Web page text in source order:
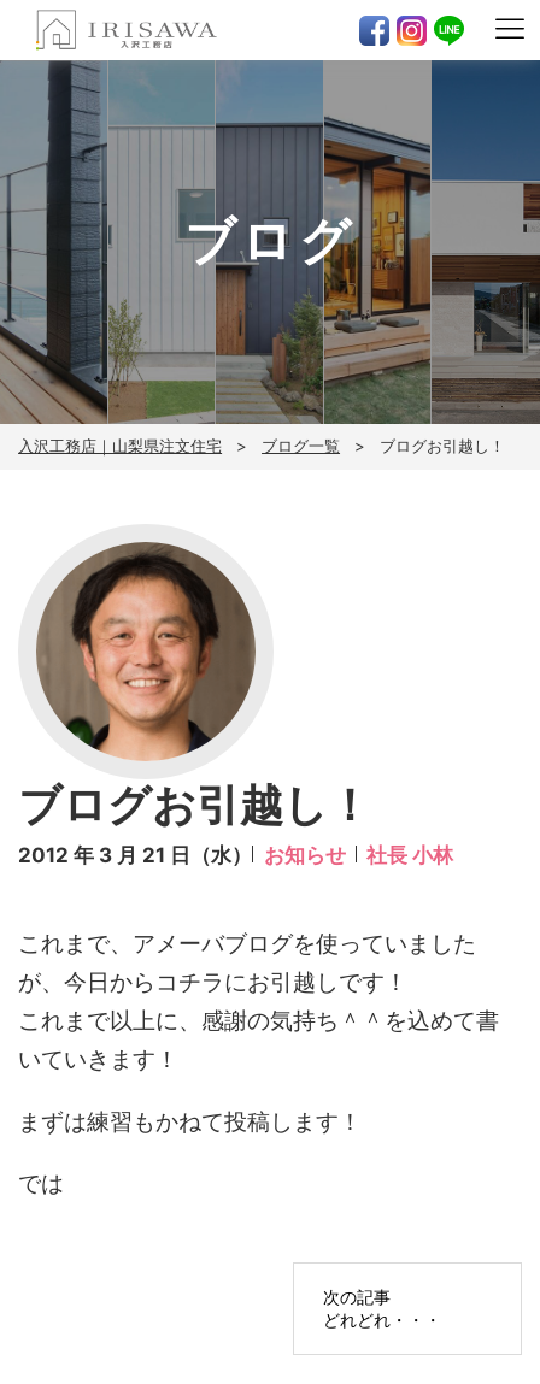
ブログ
入沢工務店｜山梨県注文住宅 ブログ一覧 ブログお引越し！
ブログお引越し！
2012 年 3 月 21 日（水） お知らせ 社長 小林
これまで、アメーバブログを使っていました
が、今日からコチラにお引越しです！
これまで以上に、感謝の気持ち＾＾を込めて書
いていきます！
まずは練習もかねて投稿します！
では
次の記事
どれどれ・・・